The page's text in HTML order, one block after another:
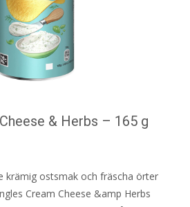
& Herbs – 165 g
krämig ostsmak och fräscha örter
Cream Cheese &amp Herbs